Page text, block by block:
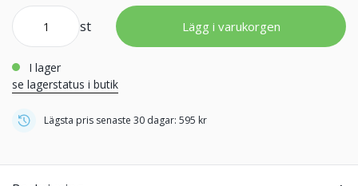
st Lägg i varukorgen
i lager
se lagerstatus i butik
Lägsta pris senaste 30 dagar: 595 kr